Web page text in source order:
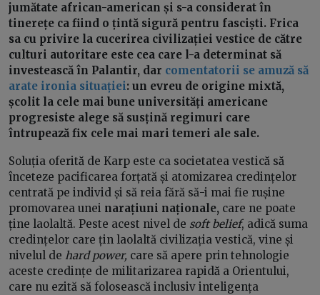
jumătate african-american și s-a considerat în
tinerețe ca fiind o țintă sigură pentru fasciști. Frica
sa cu privire la cucerirea civilizației vestice de către
culturi autoritare este cea care l-a determinat să
investească în Palantir, dar comentatorii se amuză să
arate ironia situației: un evreu de origine mixtă,
școlit la cele mai bune universități americane
progresiste alege să susțină regimuri care
întrupează fix cele mai mari temeri ale sale.
Soluția oferită de Karp este ca societatea vestică să
înceteze pacificarea forțată și atomizarea credințelor
centrată pe individ și să reia fără să-i mai fie rușine
promovarea unei narațiuni naționale, care ne poate
ține laolaltă. Peste acest nivel de soft belief, adică suma
credințelor care țin laolaltă civilizația vestică, vine și
nivelul de hard power, care să apere prin tehnologie
aceste credințe de militarizarea rapidă a Orientului,
care nu ezită să folosească inclusiv inteligența